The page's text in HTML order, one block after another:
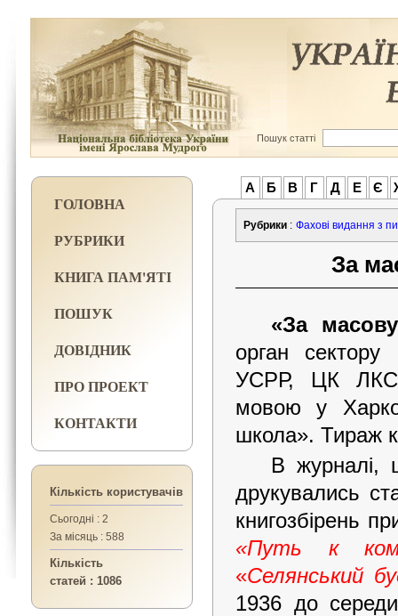
Пошук статті
ГОЛОВНА
РУБРИКИ
КНИГА ПАМ'ЯТІ
ПОШУК
ДОВІДНИК
ПРО ПРОЕКТ
КОНТАКТИ
Кількість користувачів
Сьогодні : 2
За місяць : 588
Кількість
статей : 1086
А Б В Г Д Е Є
Рубрики : Фахові видання з
За
«За
орган сектору
УСРР, ЦК
мовою у
школа». Тираж
В журналі,
друкувались
книгозбірень
«Путь к
«Селянський
1936 до